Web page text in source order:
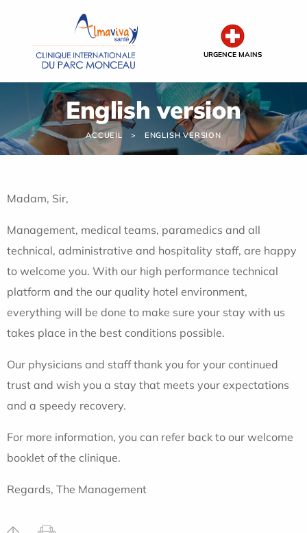
URGENCE MAINS
English version
ACCUEIL ENGLISH VERSION
Madam, Sir,
Management, medical teams, paramedics and all
technical, administrative and hospitality staff, are happy
to welcome you. With our high performance technical
platform and the our quality hotel environment,
everything will be done to make sure your stay with us
takes place in the best conditions possible.
Our physicians and staff thank you for your continued
trust and wish you a stay that meets your expectations
and a speedy recovery.
For more information, you can refer back to our welcome
booklet of the clinique.
Regards, The Management